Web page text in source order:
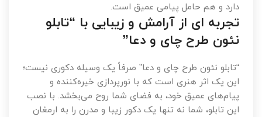
دارد و هم حامل پیامی عمیق است.
تجربه ای از آرامش و زیبایی با “تابلو
نئون طرح چای و دعا”
“تابلو نئون طرح چای و دعا” صرفاً یک وسیله دکوری نیست؛
این یک اثر هنری است که با نورپردازی خیره‌کننده و
پیام‌های عمیق خود، به فضای شما روح می‌بخشد. با نصب
این تابلو، شما نه تنها یک دکور زیبا و مدرن را به ارمغان